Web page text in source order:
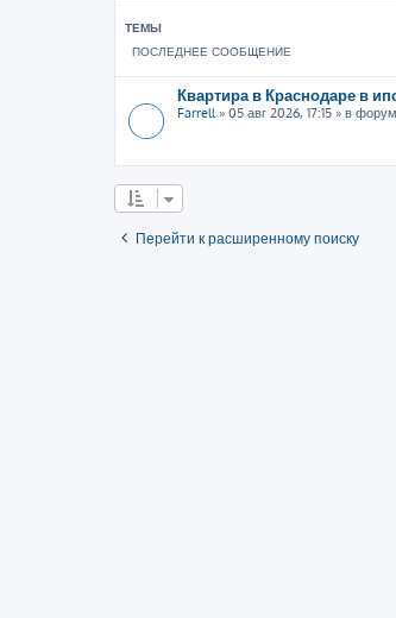
ТЕМЫ
ПОСЛЕДНЕЕ СООБЩЕНИЕ
Квартира в Краснодаре в
Farrell » 05 авг 2026, 17:15 » в
Перейти к расширенному поиску